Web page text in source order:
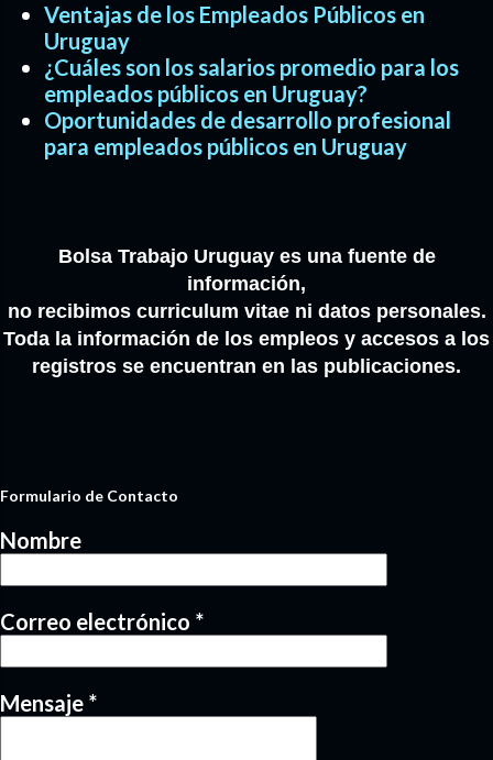
Ventajas de los Empleados Públicos en
Uruguay
¿Cuáles son los salarios promedio para los
empleados públicos en Uruguay?
Oportunidades de desarrollo profesional
para empleados públicos en Uruguay
Bolsa Trabajo Uruguay es una fuente de
información,
no recibimos curriculum vitae ni datos personales.
Toda la información de los empleos y accesos a los
registros se encuentran en las publicaciones.
Formulario de Contacto
Nombre
Correo electrónico *
Mensaje *